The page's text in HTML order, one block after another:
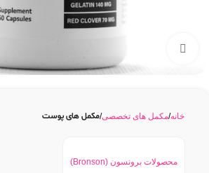
خانه مکمل های تخصصی مکمل های پوست
محصولات برونسون (Bronson)